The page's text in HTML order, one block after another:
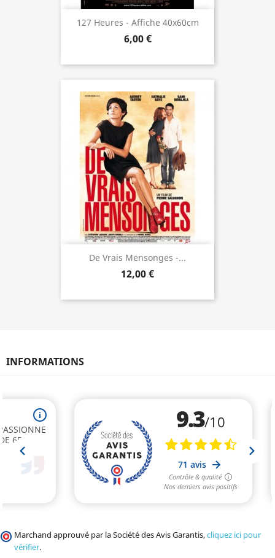
127 Heures - Affiche 40x60cm
6,00 €
De Vrais Mensonges -...
12,00 €
INFORMATIONS
Marchand approuvé par la Société des Avis Garantis,cliquez ici pour
vérifier.